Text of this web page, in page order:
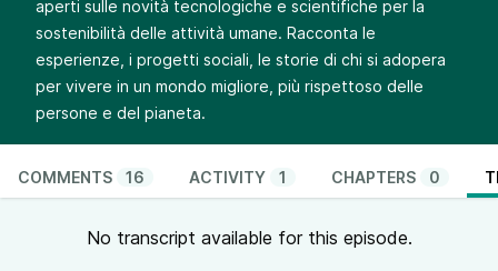
aperti sulle novità tecnologiche e scientifiche per la
sostenibilità delle attività umane. Racconta le
esperienze, i progetti sociali, le storie di chi si adopera
per vivere in un mondo migliore, più rispettoso delle
persone e del pianeta.
COMMENTS 16 ACTIVITY 1 CHAPTERS 0
No transcript available for this episode.